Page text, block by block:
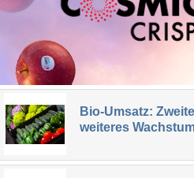
Bio-Umsatz:
weiteres